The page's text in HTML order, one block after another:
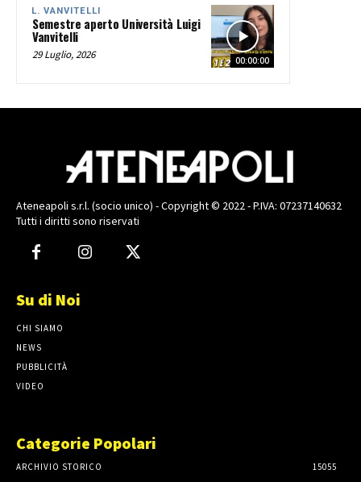
00:00:00
L. VANVITELLI
Semestre aperto Università Luigi
Vanvitelli
29 Luglio, 2026
Ateneapoli s.r.l. (socio unico) - Copyright © 2022 - P.IVA: 07237140632
Tutti i diritti sono riservati
Su di Noi
CHI SIAMO
NEWS
PUBBLICITÀ
VIDEO
Categorie Popolari
ARCHIVIO STORICO
15055